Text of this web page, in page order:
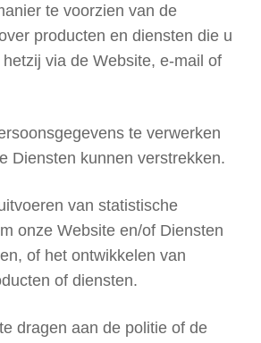
te voorzien van de
producten en diensten die u
via de Website, e-mail of
te verwerken
Diensten kunnen verstrekken.
van statistische
onze Website en/of Diensten
of het ontwikkelen van
of diensten.
dragen aan de politie of de